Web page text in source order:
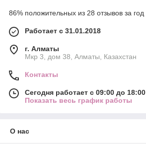
86% положительных из 28 отзывов за год
Работает с 31.01.2018
г. Алматы
Мкр 3, дом 38, Алматы, Казахстан
Контакты
Сегодня работает с 09:00 до 18:00
Показать весь график работы
О нас